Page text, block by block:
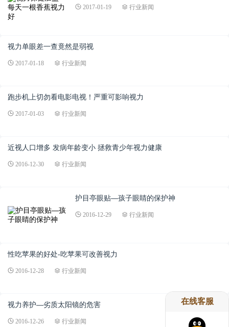
2017-01-19 行业新闻
视力单眼差一查竟然是弱视
2017-01-18 行业新闻
跑步机上切勿看电影电视！严重可影响视力
2017-01-03 行业新闻
近视人口增多 发病年龄变小 拯救青少年视力健康
2016-12-30 行业新闻
护目亭眼贴—孩子眼睛的保护神
2016-12-29 行业新闻
性吃苹果的好处-吃苹果可改善视力
2016-12-28 行业新闻
视力养护—劣质太阳镜的危害
2016-12-26 行业新闻
在线客服